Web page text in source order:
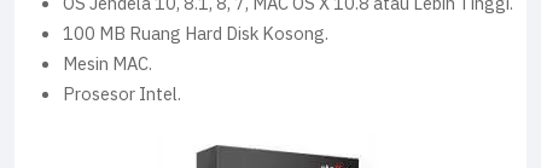
100 MB Ruang Hard Disk Kosong.
Mesin MAC.
Prosesor Intel.